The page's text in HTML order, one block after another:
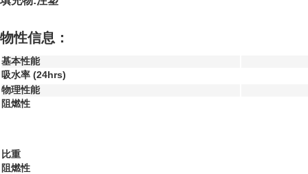
物性信息：
基本性能
吸水率 (24hrs)
物理性能
阻燃性
比重
阻燃性